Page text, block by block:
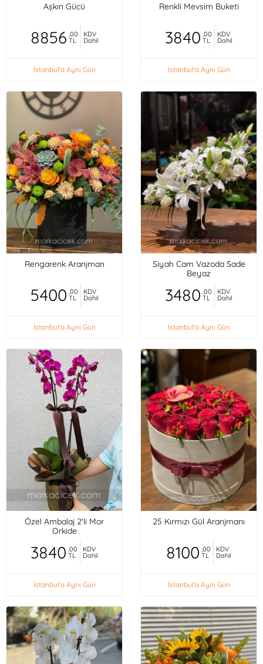
Aşkın Gücü
8856 ,00
TL
KDV
Dahil
İstanbul'a Aynı Gün
Renkli Mevsim Buketi
3840 ,00
TL
KDV
Dahil
İstanbul'a Aynı Gün
Rengarenk Aranjman
5400 ,00
TL
KDV
Dahil
İstanbul'a Aynı Gün
Siyah Cam Vazoda Sade
Beyaz
3480 ,00
TL
KDV
Dahil
İstanbul'a Aynı Gün
Özel Ambalaj 2'li Mor
Orkide
3840 ,00
TL
KDV
Dahil
İstanbul'a Aynı Gün
25 Kırmızı Gül Aranjmanı
8100 ,00
TL
KDV
Dahil
İstanbul'a Aynı Gün